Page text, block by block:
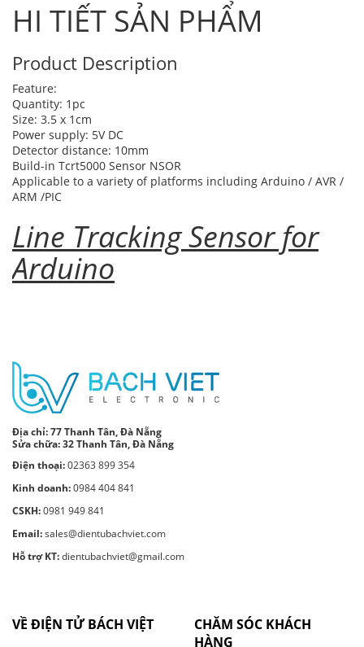
HI TIẾT SẢN PHẨM
Product Description
Feature:
Quantity: 1pc
Size: 3.5 x 1cm
Power supply: 5V DC
Detector distance: 10mm
Build-in Tcrt5000 Sensor NSOR
Applicable to a variety of platforms including Arduino / AVR /
ARM /PIC
Line Tracking Sensor for
Arduino
Địa chỉ:77 Thanh Tân, Đà Nẵng
Sửa chữa: 32 Thanh Tân, Đà Nẵng
Điện thoại:02363 899 354
Kinh doanh:0984 404 841
CSKH:0981 949 841
Email:sales@dientubachviet.com
Hỗ trợ KT:dientubachviet@gmail.com
VỀ ĐIỆN TỬ BÁCH VIỆT
CHĂM SÓC KHÁCH
HÀNG